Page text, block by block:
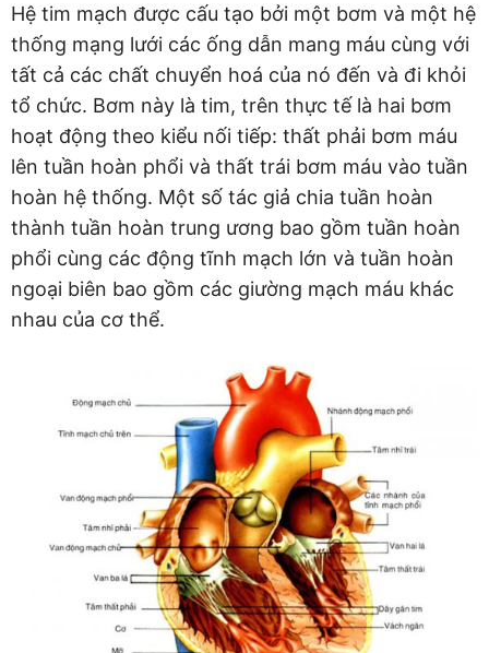
Hệ tim mạch được cấu tạo bởi một bơm và một hệ
thống mạng lưới các ống dẫn mang máu cùng với
tất cả các chất chuyển hoá của nó đến và đi khỏi
tổ chức. Bơm này là tim, trên thực tế là hai bơm
hoạt động theo kiểu nối tiếp: thất phải bơm máu
lên tuần hoàn phổi và thất trái bơm máu vào tuần
hoàn hệ thống. Một số tác giả chia tuần hoàn
thành tuần hoàn trung ương bao gồm tuần hoàn
phổi cùng các động tĩnh mạch lớn và tuần hoàn
ngoại biên bao gồm các giường mạch máu khác
nhau của cơ thể.